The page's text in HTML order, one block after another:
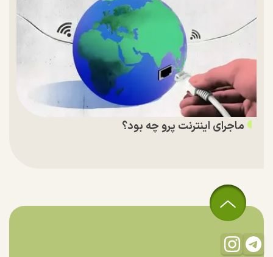
ماجرای اینترنت پرو چه بود؟